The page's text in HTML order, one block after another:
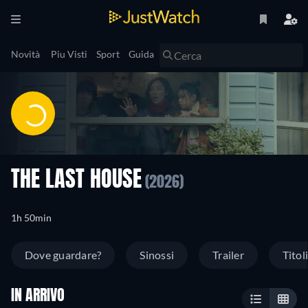
Novità Piu Visti Sport Guida
THE LAST HOUSE (2026)
1h 50min
Dove guardare? Sinossi Trailer
IN ARRIVO